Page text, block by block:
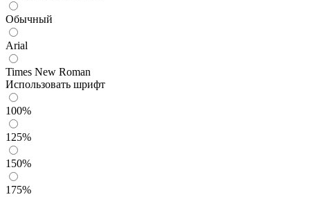
Обычный
Arial
Times New Roman
Использовать шрифт
100%
125%
150%
175%